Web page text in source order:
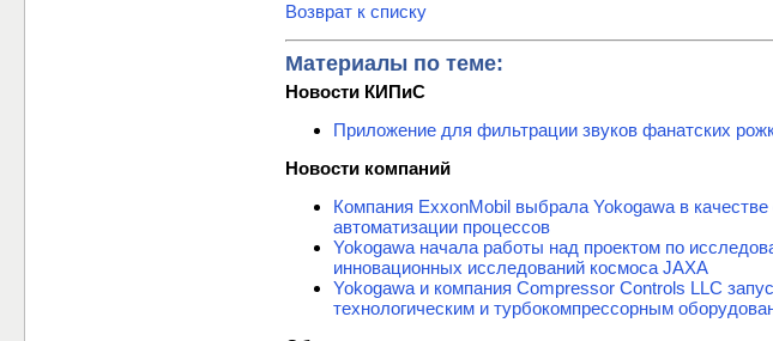
Возврат к списку
Материалы по теме:
Новости КИПиС
Приложение для фильтрации звуков фанатских
Новости компаний
Компания ExxonMobil выбрала Yokogawa в
автоматизации процессов
Yokogawa начала работы над проектом по
инновационных исследований космоса JAXA
Yokogawa и компания Compressor Controls LLC
технологическим и турбокомпрессорным